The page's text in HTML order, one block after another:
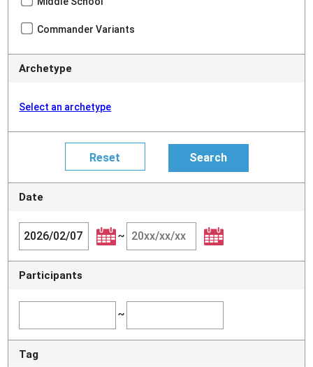
Commander Variants
Archetype
Select an archetype
Date
~
Participants
~
Tag